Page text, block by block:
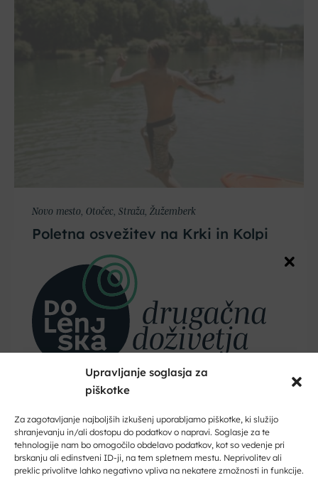
Upravljanje soglasja za
piškotke
Za zagotavljanje najboljših izkušenj uporabljamo piškotke, ki služijo
shranjevanju in/ali dostopu do podatkov o napravi. Soglasje za te
tehnologije nam bo omogočilo obdelavo podatkov, kot so vedenje pri
brskanju ali edinstveni ID-ji, na tem spletnem mestu. Neprivolitev ali
preklic privolitve lahko negativno vpliva na nekatere zmožnosti in funkcije.
Novo mesto, Otočec, Straža, Žužemberk
Poletna osvežitev na Krki in Kolpi
Dobrodošli na Dolenjskem!
Vpišite svoj e-naslov